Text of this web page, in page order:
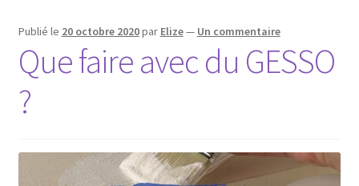
Publié le 20 octobre 2020par Elize— Un commentaire
Que faire avec du GESSO
?